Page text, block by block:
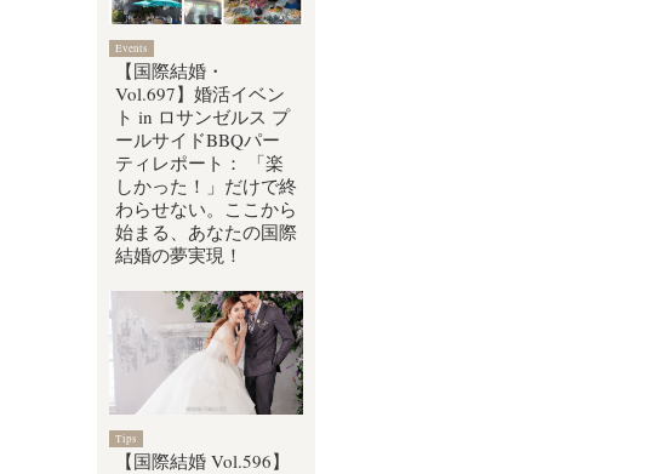
Events
【国際結婚・
Vol.697】婚活イベン
ト in ロサンゼルス プ
ールサイドBBQパー
ティレポート： 「楽
しかった！」だけで終
わらせない。ここから
始まる、あなたの国際
結婚の夢実現！
Tips
【国際結婚 Vol.596】